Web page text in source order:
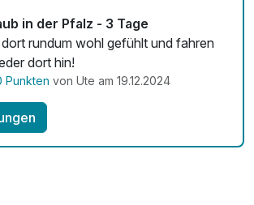
in der Pfalz - 3 Tage
rundum wohl gefühlt und fahren
dort hin!
Punkten von Ute am 19.12.2024